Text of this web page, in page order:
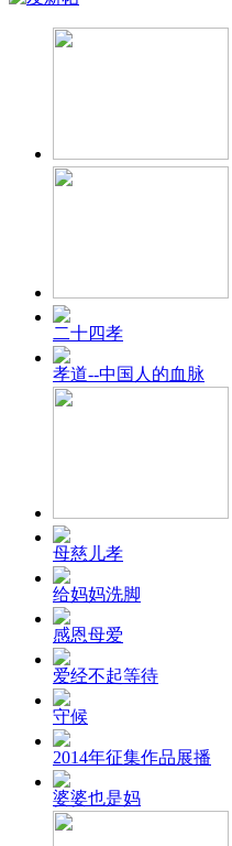
二十四孝
孝道--中国人的血脉
母慈儿孝
给妈妈洗脚
感恩母爱
爱经不起等待
守候
2014年征集作品展播
婆婆也是妈